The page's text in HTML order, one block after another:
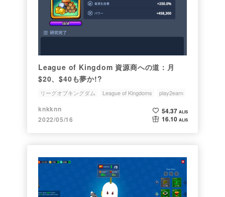
League of Kingdom 資源商への道：月
$20、$40も夢か!?
リーグオブキングダム League of Kingdoms play2earn
knkknn
2022/05/16
54.37 ALIS
16.10 ALIS